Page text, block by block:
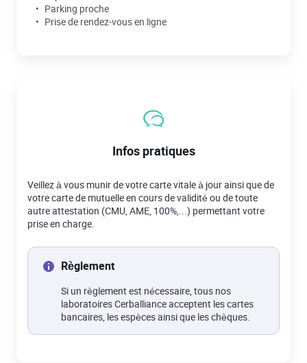
Parking proche
Prise de rendez-vous en ligne
Infos pratiques
Veillez à vous munir de votre carte vitale à jour ainsi que de
votre carte de mutuelle en cours de validité ou de toute
autre attestation (CMU, AME, 100%,...) permettant votre
prise en charge.
Règlement
Si un règlement est nécessaire, tous nos
laboratoires Cerballiance acceptent les cartes
bancaires, les espèces ainsi que les chèques.